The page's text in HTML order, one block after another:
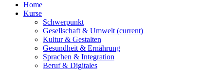
Home
Kurse
Schwerpunkt
Gesellschaft & Umwelt (current)
Kultur & Gestalten
Gesundheit & Ernährung
Sprachen & Integration
Beruf & Digitales